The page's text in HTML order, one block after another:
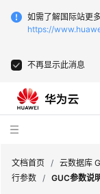
如需了解国际站更
https://
不再显示此消息
文档首页 / 云数据库
行参数 / GUC参数说